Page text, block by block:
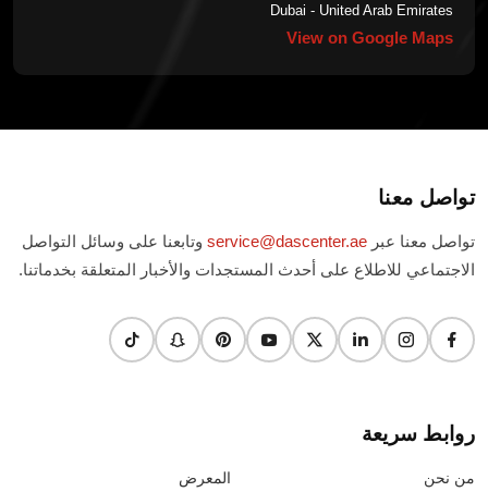
Dubai - United Arab Emirates
View on Google Maps
تواصل معنا
تواصل معنا عبر service@dascenter.ae وتابعنا على وسائل التواصل
الاجتماعي للاطلاع على أحدث المستجدات والأخبار المتعلقة بخدماتنا.
روابط سريعة
من نحن المعرض